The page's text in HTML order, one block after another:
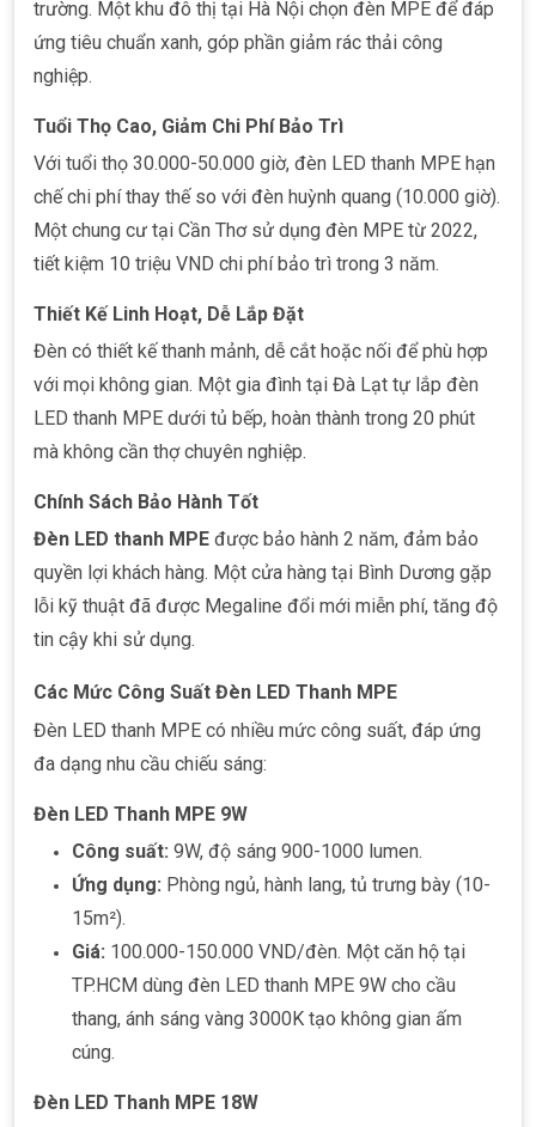
trường. Một khu đô thị tại Hà Nội chọn đèn MPE để đáp
ứng tiêu chuẩn xanh, góp phần giảm rác thải công
nghiệp.
Tuổi Thọ Cao, Giảm Chi Phí Bảo Trì
Với tuổi thọ 30.000-50.000 giờ, đèn LED thanh MPE hạn
chế chi phí thay thế so với đèn huỳnh quang (10.000 giờ).
Một chung cư tại Cần Thơ sử dụng đèn MPE từ 2022,
tiết kiệm 10 triệu VND chi phí bảo trì trong 3 năm.
Thiết Kế Linh Hoạt, Dễ Lắp Đặt
Đèn có thiết kế thanh mảnh, dễ cắt hoặc nối để phù hợp
với mọi không gian. Một gia đình tại Đà Lạt tự lắp đèn
LED thanh MPE dưới tủ bếp, hoàn thành trong 20 phút
mà không cần thợ chuyên nghiệp.
Chính Sách Bảo Hành Tốt
Đèn LED thanh MPE được bảo hành 2 năm, đảm bảo
quyền lợi khách hàng. Một cửa hàng tại Bình Dương gặp
lỗi kỹ thuật đã được Megaline đổi mới miễn phí, tăng độ
tin cậy khi sử dụng.
Các Mức Công Suất Đèn LED Thanh MPE
Đèn LED thanh MPE có nhiều mức công suất, đáp ứng
đa dạng nhu cầu chiếu sáng:
Đèn LED Thanh MPE 9W
Công suất: 9W, độ sáng 900-1000 lumen.
Ứng dụng: Phòng ngủ, hành lang, tủ trưng bày (10-
15m²).
Giá: 100.000-150.000 VND/đèn. Một căn hộ tại
TP.HCM dùng đèn LED thanh MPE 9W cho cầu
thang, ánh sáng vàng 3000K tạo không gian ấm
cúng.
Đèn LED Thanh MPE 18W